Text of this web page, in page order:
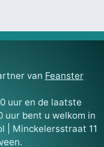
van Feanster
uur en de laatste
uur bent u welkom in
| Minckelersstraat 11